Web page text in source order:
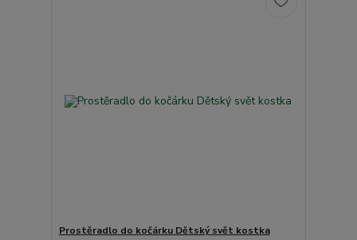
Prostěradlo do kočárku Dětský svět kostka